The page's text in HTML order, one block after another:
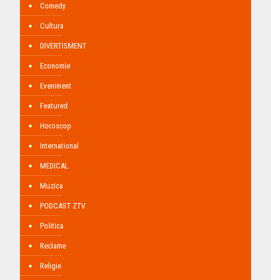
Comedy
Cultura
DIVERTISMENT
Economie
Eveniment
Featured
Horoscop
International
MEDICAL
Muzica
PODCAST ZTV
Politica
Reclame
Religie